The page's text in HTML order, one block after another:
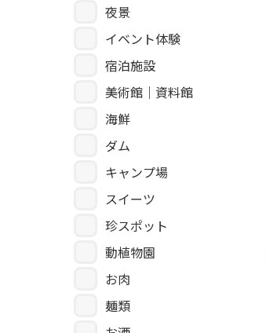
夜景
イベント体験
宿泊施設
美術館｜資料館
海鮮
ダム
キャンプ場
スイーツ
珍スポット
動植物園
お肉
麺類